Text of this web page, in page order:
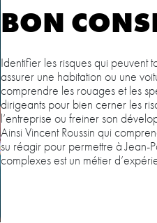
BON
Identifier les risques qui peuvent
assurer une habitation ou une
comprendre les rouages et les
dirigeants pour bien cerner les
l’entreprise ou freiner son
Ainsi Vincent Roussin qui
su réagir pour permettre à Jean-
complexes est un métier